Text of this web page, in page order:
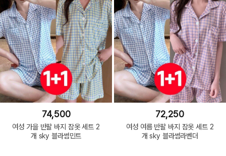
74,500
여성 가을 반팔 바지 잠옷 세트 2
개 sky 블라썸민트
72,250
여성 여름 반팔 바지 잠옷 세트 2
개 sky 블라썸라벤더